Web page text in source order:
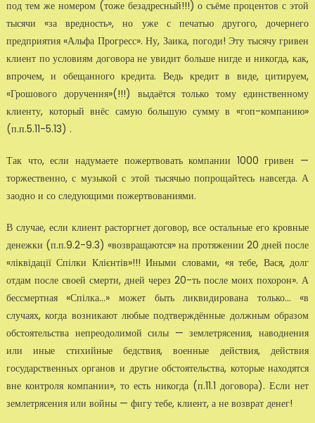
под тем же номером (тоже безадресный!!!) о съёме процентов с этой
тысячи «за вредность», но уже с печатью другого, дочернего
предприятия «Альфа Прогресс». Ну, Заика, погоди! Эту тысячу гривен
клиент по условиям договора не увидит боль­ше нигде и никогда, как,
впрочем, и обещанного кредита. Ведь кредит в виде, цитируем,
«Грошового доручення»(!!!) выдаётся только тому единственному
клиенту, который внёс самую большую сумму в «гоп-компанию»
(п.п.5.11-5.13) .
Так что, если надумаете пожертвовать компании 1000 гривен —
торжест­венно, с музыкой с этой тысячью попрощайтесь навсегда. А
заодно и со следующими пожертвованиями.
В случае, если клиент расторгнет договор, все остальные его кровные
де­нежки (п.п.9.2-9.3) «возвращаются» на протяжении 20 дней после
«ліквідації Спілки Клієнтів»!!! Иными словами, «я тебе, Вася, долг
отдам после своей смерти, дней через 20-ть после моих похорон». А
бессмер­тная «Спілка…» может быть ликвидирована только… «в
случаях, когда возникают любые подтверждённые должным образом
обстоятельства непреодолимой силы — землетрясения, наводнения
или иные стихийные бедствия, военные действия, действия
государственных органов и дру­гие обстоятельства, которые находятся
вне контроля компании», то есть никогда (п.11.1 договора). Если нет
землетрясения или войны — фи­гу тебе, клиент, а не возврат денег!